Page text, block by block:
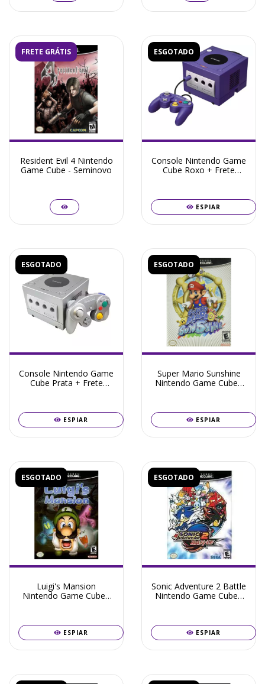
FRETE GRÁTIS
Resident Evil 4 Nintendo
Game Cube - Seminovo
ESGOTADO
Console Nintendo Game
Cube Roxo + Frete
ESPIAR
ESGOTADO
Console Nintendo Game
Cube Prata + Frete
ESPIAR
ESGOTADO
Super Mario Sunshine
Nintendo Game Cube -
ESPIAR
ESGOTADO
Luigi's Mansion
Nintendo Game Cube -
ESPIAR
ESGOTADO
Sonic Adventure 2 Battle
Nintendo Game Cube -
ESPIAR